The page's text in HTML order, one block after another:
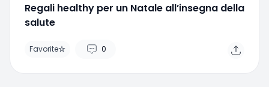
Regali healthy per un Natale all’insegna della
salute
Favorite 0